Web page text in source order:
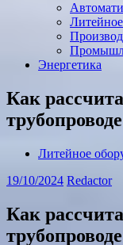
Энергетика
Как
трубопроводе
Литейное
19/10/2024 Redactor
Как
трубопроводе